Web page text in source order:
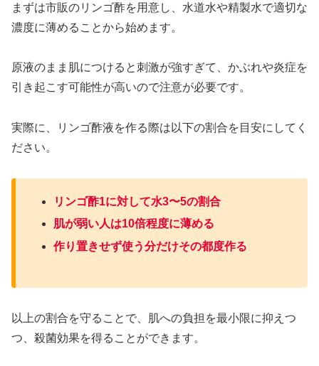
まずは市販のリンゴ酢を用意し、水道水や精製水で適切な
濃度に薄めることから始めます。
原液のまま肌につけると刺激が強すぎて、かぶれや炎症を
引き起こす可能性が高いので注意が必要です。
実際に、リンゴ酢液を作る際は以下の割合を目安にしてく
ださい。
リンゴ酢1に対して水3〜5の割合
肌が弱い人は10倍程度に薄める
作り置きせず使う分だけその都度作る
以上の割合を守ることで、肌への負担を最小限に抑えつ
つ、殺菌効果を得ることができます。